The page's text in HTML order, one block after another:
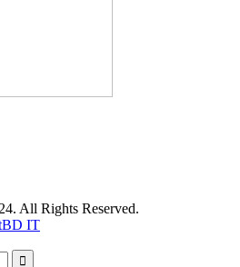
All Rights Reserved.
IT